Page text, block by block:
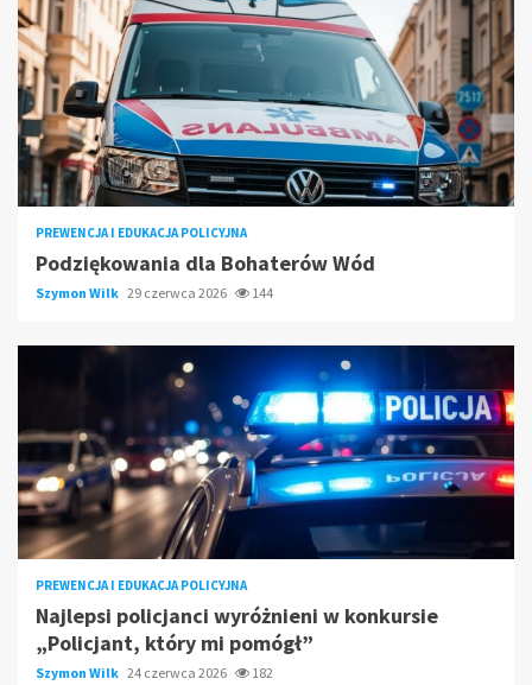
PREWENCJA I EDUKACJA POLICYJNA
Podziękowania dla Bohaterów Wód
Szymon Wilk 29 czerwca 2026 144
PREWENCJA I EDUKACJA POLICYJNA
Najlepsi policjanci wyróżnieni w konkursie
„Policjant, który mi pomógł”
Szymon Wilk 24 czerwca 2026 182